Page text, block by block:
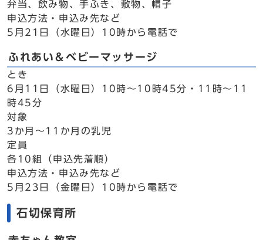
弁当、飲み物、手ふき、敷物、帽子
申込方法・申込み先など
5月21日（水曜日）10時から電話で
ふれあい＆ベビーマッサージ
とき
6月11日（水曜日）10時～10時45分・11時～11
時45分
対象
3か月～11か月の乳児
定員
各10組（申込先着順）
申込方法・申込み先など
5月23日（金曜日）10時から電話で
石切保育所